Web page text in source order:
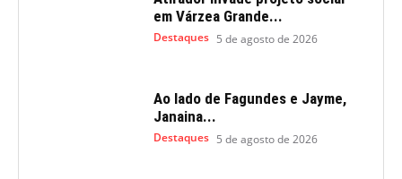
em Várzea Grande...
Destaques 5 de agosto de 2026
Ao lado de Fagundes e Jayme,
Janaina...
Destaques 5 de agosto de 2026